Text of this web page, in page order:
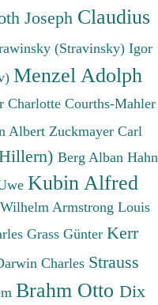
Joseph Claudius
(Stravinsky) Igor
Menzel Adolph
Charlotte Courths-Mahler
Albert Zuckmayer Carl
Berg Alban Hahn
Kubin Alfred
Armstrong Louis
Grass Günter Kerr
Charles Strauss
Brahm Otto Dix